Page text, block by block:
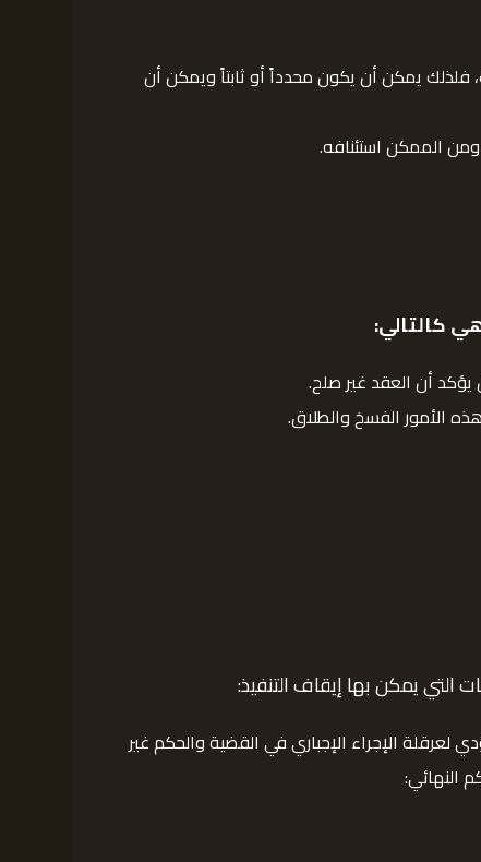
فلذلك يمكن أن يكون محدداً أو ثابتاً ويمكن أن
الممكن استئنافه.
كالتالي:
يؤكد أن العقد غير صلح.
الأمور الفسخ والطلاق.
التي يمكن بها إيقاف التنفيذ:
لعرقلة الإجراء الإجباري في القضية والحكم غير
النهائي: